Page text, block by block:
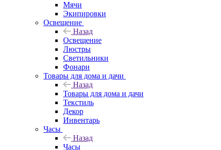
Мячи
Экипировки
Освещение
Назад
Освещение
Люстры
Светильники
Фонари
Товары для дома и дачи
Назад
Товары для дома и дачи
Текстиль
Декор
Инвентарь
Часы
Назад
Часы